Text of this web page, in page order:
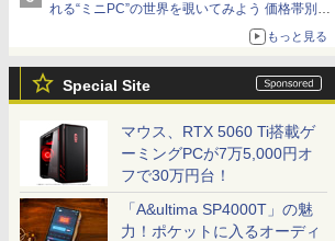
れる“ミニPC”の世界を覗いてみよう 価格帯別に
仕様や特徴を整理、11製品をピックアップ text
もっと見る
Special Site
マウス、RTX 5060 Ti搭載ゲ
ーミングPCが7万5,000円オ
フで30万円台！
「A&ultima SP4000T」の魅
力！ポケットに入るオーディ